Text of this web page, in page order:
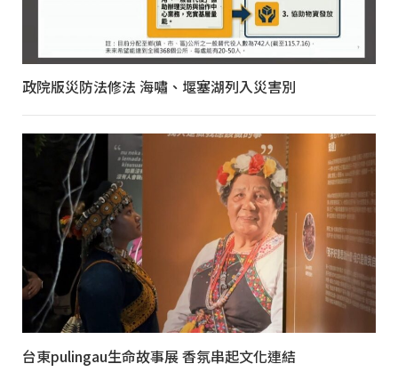
政院版災防法修法 海嘯、堰塞湖列入災害別
台東pulingau生命故事展 香氛串起文化連結